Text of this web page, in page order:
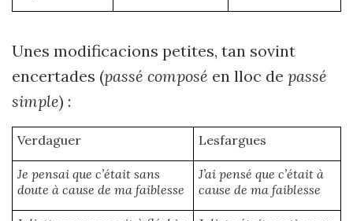
Unes modificacions petites, tan sovint
encertades (passé composé en lloc de passé
simple) :
Verdaguer Lesfargues
Je pensai que c’était sans
doute à cause de ma faiblesse
J’ai pensé que c’était à
cause de ma faiblesse